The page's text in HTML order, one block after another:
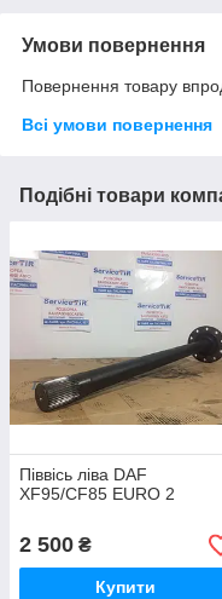
Умови повернення
Повернення товару
Всі умови повернення
Подібні товари
Піввісь ліва DAF
XF95/CF85 EURO 2
2 500 ₴
Купити